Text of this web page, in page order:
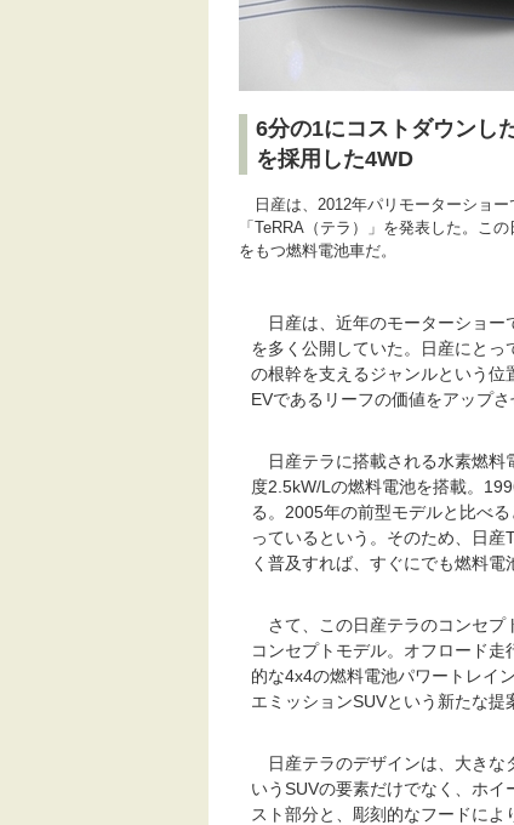
6分の1にコストダウンし
を採用した4WD
日産は、2012年パリモーターショー
「TeRRA（テラ）」を発表した。こ
をもつ燃料電池車だ。
日産は、近年のモーターショー
を多く公開していた。日産にとっ
の根幹を支えるジャンルという位
EVであるリーフの価値をアップさ
日産テラに搭載される水素燃料
度2.5kW/Lの燃料電池を搭載。
る。2005年の前型モデルと比べ
っているという。そのため、日
く普及すれば、すぐにでも燃料電
さて、この日産テラのコンセプ
コンセプトモデル。オフロード
的な4x4の燃料電池パワートレイ
エミッションSUVという新たな提
日産テラのデザインは、大きな
いうSUVの要素だけでなく、ホ
スト部分と、彫刻的なフードに